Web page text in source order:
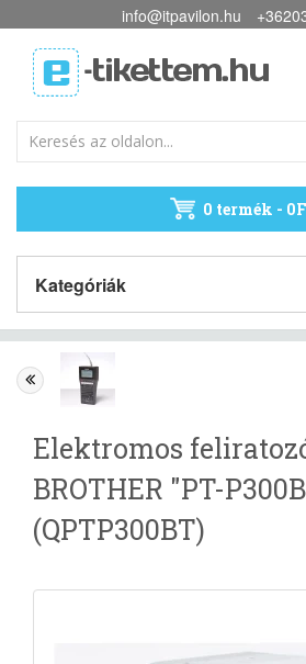
info@itpavilon.hu
0 termék -
Kategóriák
Elektromos
BROTHER "PT-
(QPTP300BT)